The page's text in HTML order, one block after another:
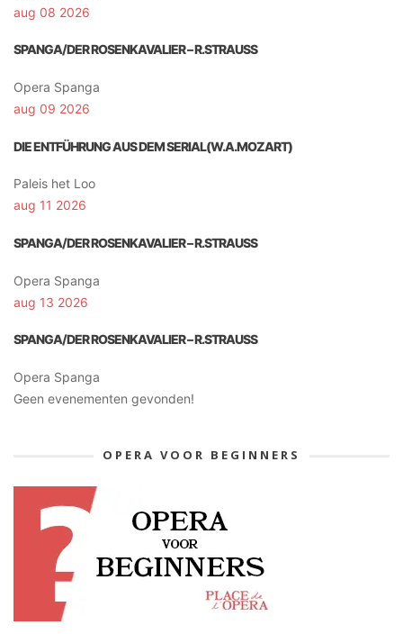
aug 08 2026
SPANGA/DER ROSENKAVALIER – R.STRAUSS
Opera Spanga
aug 09 2026
DIE ENTFÜHRUNG AUS DEM SERIAL(W.A.MOZART)
Paleis het Loo
aug 11 2026
SPANGA/DER ROSENKAVALIER – R.STRAUSS
Opera Spanga
aug 13 2026
SPANGA/DER ROSENKAVALIER – R.STRAUSS
Opera Spanga
Geen evenementen gevonden!
OPERA VOOR BEGINNERS